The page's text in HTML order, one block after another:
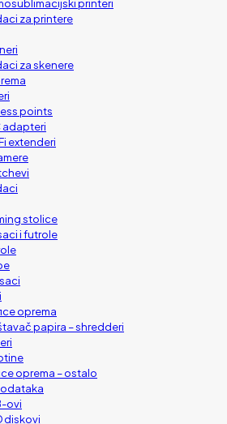
printeri
za printere
za skenere
points
adapteri
extenderi
stolice
i futrole
oprema
papira – shredderi
oprema – ostalo
ovi
diskovi